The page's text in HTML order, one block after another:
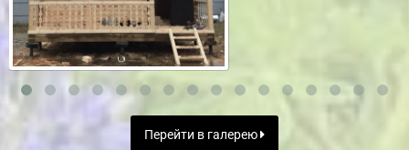
Перейти в галерею